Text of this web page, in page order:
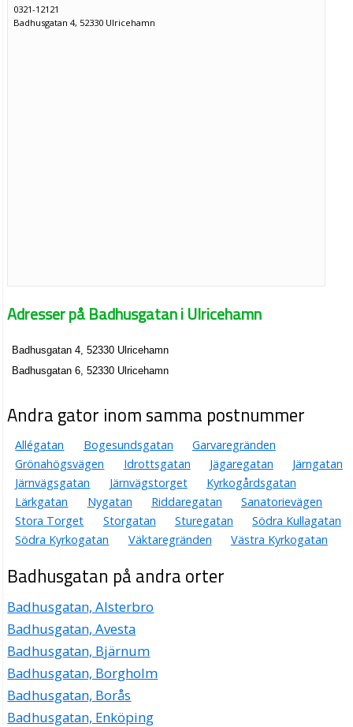
0321-12121
Badhusgatan 4, 52330 Ulricehamn
Adresser på Badhusgatan i Ulricehamn
Badhusgatan 4, 52330 Ulricehamn
Badhusgatan 6, 52330 Ulricehamn
Andra gator inom samma postnummer
Allégatan Bogesundsgatan
Garvaregränden
Grönahögsvägen
Idrottsgatan Jägaregatan
Järngatan
Järnvägsgatan
Järnvägstorget
Kyrkogårdsgatan
Lärkgatan
Nygatan Riddaregatan
Sanatorievägen
Stora Torget
Storgatan Sturegatan
Södra Kullagatan
Södra Kyrkogatan
Väktaregränden Västra Kyrkogatan
Badhusgatan på andra orter
Badhusgatan, Alsterbro
Badhusgatan, Avesta
Badhusgatan, Bjärnum
Badhusgatan, Borgholm
Badhusgatan, Borås
Badhusgatan, Enköping